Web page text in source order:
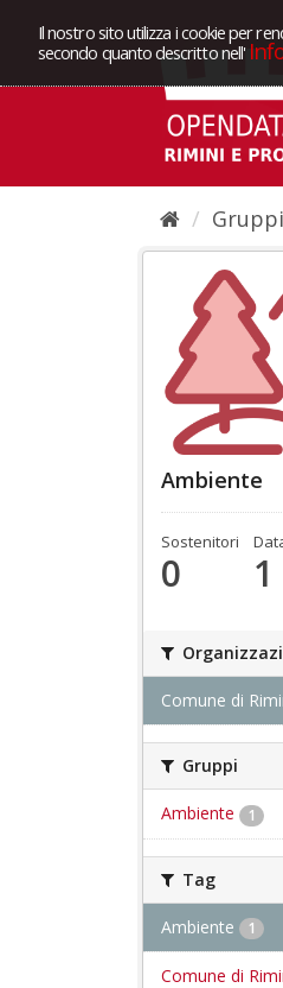
Il nostro sito utilizza i cookie per
secondo quanto descritto nell'
Gruppi
Ambiente
Sostenitori
0 1
Comune di
Gruppi
Ambiente 1
Tag
Ambiente 1
Comune di